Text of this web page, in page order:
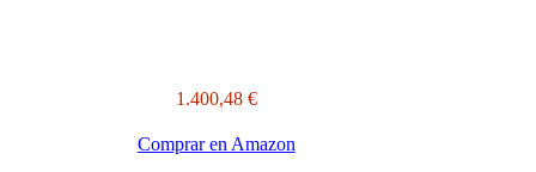
1.400,48 €
Comprar en Amazon